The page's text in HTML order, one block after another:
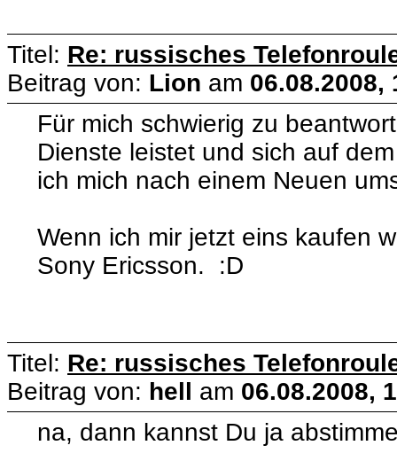
Titel: Re: russisches
Beitrag von: Lion am 06.08.2008,
Für mich schwierig zu
Dienste leistet und sich auf
ich mich nach einem Neuen
Wenn ich mir jetzt eins kaufen
Sony Ericsson. :D
Titel: Re: russisches
Beitrag von: hell am 06.08.2008,
na, dann kannst Du ja